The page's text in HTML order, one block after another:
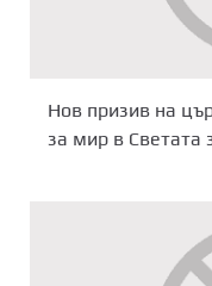
Нов призив на
за мир в Светата